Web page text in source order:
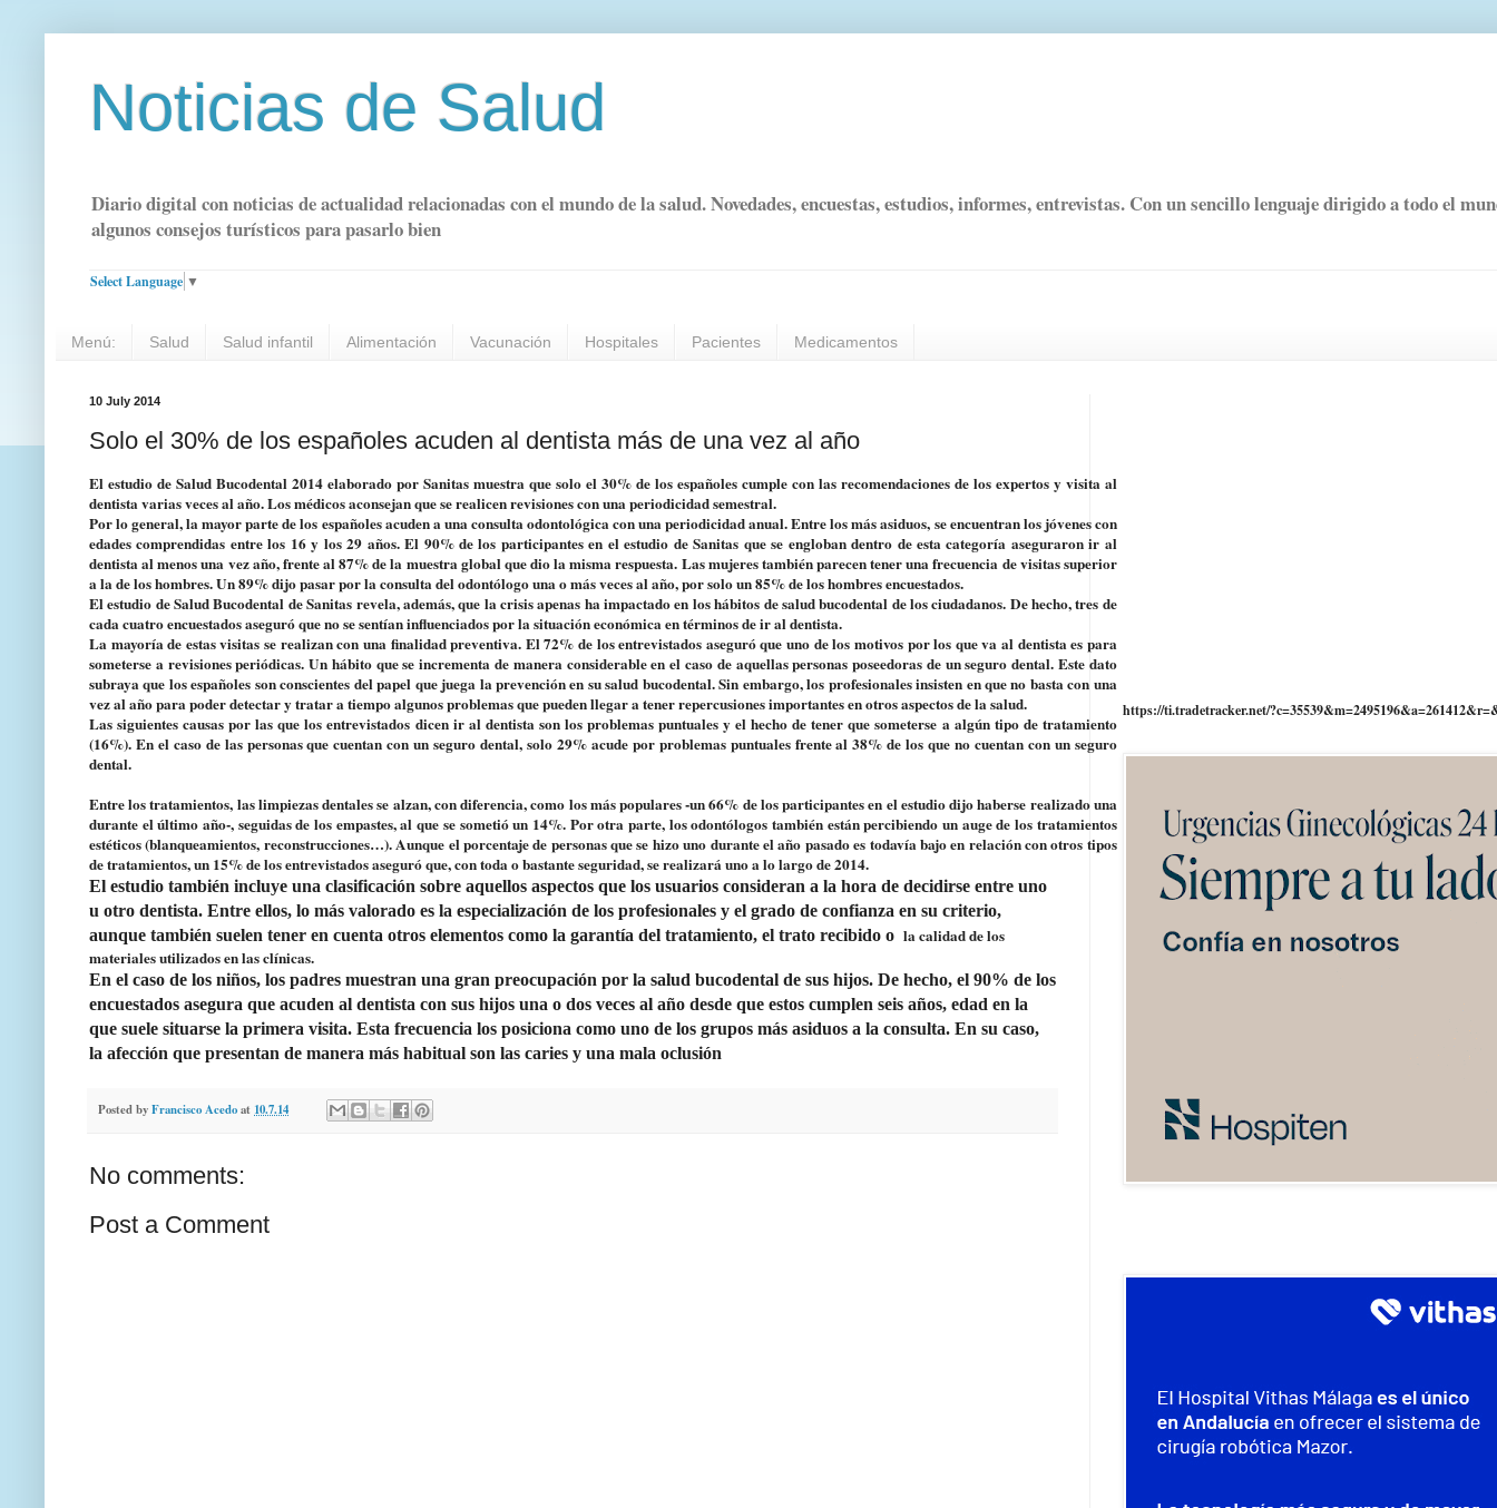
Noticias de Salud
Diario digital con noticias de actualidad relacionadas con el mundo de la salud. Novedades, encuestas, estudios, informes, entrevistas. Con un sencillo lenguaje dirigido a todo el
algunos consejos turísticos para pasarlo bien
Select Language ▼
Menú: Salud Salud infantil Alimentación Vacunación Hospitales Pacientes Medicamentos
10 July 2014
Solo el 30% de los españoles acuden al dentista más de una vez al año
El estudio de Salud Bucodental 2014 elaborado por Sanitas muestra que solo el 30% de los españoles cumple con las recomendaciones de los expertos y visita al
dentista varias veces al año. Los médicos aconsejan que se realicen revisiones con una periodicidad semestral.
Por lo general, la mayor parte de los españoles acuden a una consulta odontológica con una periodicidad anual. Entre los más asiduos, se encuentran los jóvenes con
edades comprendidas entre los 16 y los 29 años. El 90% de los participantes en el estudio de Sanitas que se engloban dentro de esta categoría aseguraron ir al
dentista al menos una vez año, frente al 87% de la muestra global que dio la misma respuesta. Las mujeres también parecen tener una frecuencia de visitas superior
a la de los hombres. Un 89% dijo pasar por la consulta del odontólogo una o más veces al año, por solo un 85% de los hombres encuestados.
El estudio de Salud Bucodental de Sanitas revela, además, que la crisis apenas ha impactado en los hábitos de salud bucodental de los ciudadanos. De hecho, tres de
cada cuatro encuestados aseguró que no se sentían influenciados por la situación económica en términos de ir al dentista.
La mayoría de estas visitas se realizan con una finalidad preventiva. El 72% de los entrevistados aseguró que uno de los motivos por los que va al dentista es para
someterse a revisiones periódicas. Un hábito que se incrementa de manera considerable en el caso de aquellas personas poseedoras de un seguro dental. Este dato
subraya que los españoles son conscientes del papel que juega la prevención en su salud bucodental. Sin embargo, los profesionales insisten en que no basta con una
vez al año para poder detectar y tratar a tiempo algunos problemas que pueden llegar a tener repercusiones importantes en otros aspectos de la salud.
Las siguientes causas por las que los entrevistados dicen ir al dentista son los problemas puntuales y el hecho de tener que someterse a algún tipo de tratamiento
(16%). En el caso de las personas que cuentan con un seguro dental, solo 29% acude por problemas puntuales frente al 38% de los que no cuentan con un seguro
dental.
Entre los tratamientos, las limpiezas dentales se alzan, con diferencia, como los más populares -un 66% de los participantes en el estudio dijo haberse realizado una
durante el último año-, seguidas de los empastes, al que se sometió un 14%. Por otra parte, los odontólogos también están percibiendo un auge de los tratamientos
estéticos (blanqueamientos, reconstrucciones…). Aunque el porcentaje de personas que se hizo uno durante el año pasado es todavía bajo en relación con otros tipos
de tratamientos, un 15% de los entrevistados aseguró que, con toda o bastante seguridad, se realizará uno a lo largo de 2014.
El estudio también incluye una clasificación sobre aquellos aspectos que los usuarios consideran a la hora de decidirse entre uno
u otro dentista. Entre ellos, lo más valorado es la especialización de los profesionales y el grado de confianza en su criterio,
aunque también suelen tener en cuenta otros elementos como la garantía del tratamiento, el trato recibido o la calidad de los
materiales utilizados en las clínicas.
En el caso de los niños, los padres muestran una gran preocupación por la salud bucodental de sus hijos. De hecho, el 90% de los
encuestados asegura que acuden al dentista con sus hijos una o dos veces al año desde que estos cumplen seis años, edad en la
que suele situarse la primera visita. Esta frecuencia los posiciona como uno de los grupos más asiduos a la consulta. En su caso,
la afección que presentan de manera más habitual son las caries y una mala oclusión
Posted byFrancisco Acedoat 10.7.14
No comments:
Post a Comment
https://ti.tradetracker.net/